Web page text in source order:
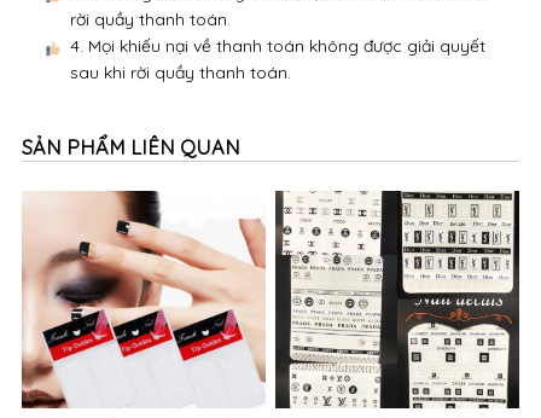
rời quầy thanh toán.
4. Mọi khiếu nại về thanh toán không được giải quyết
sau khi rời quầy thanh toán.
SẢN PHẨM LIÊN QUAN